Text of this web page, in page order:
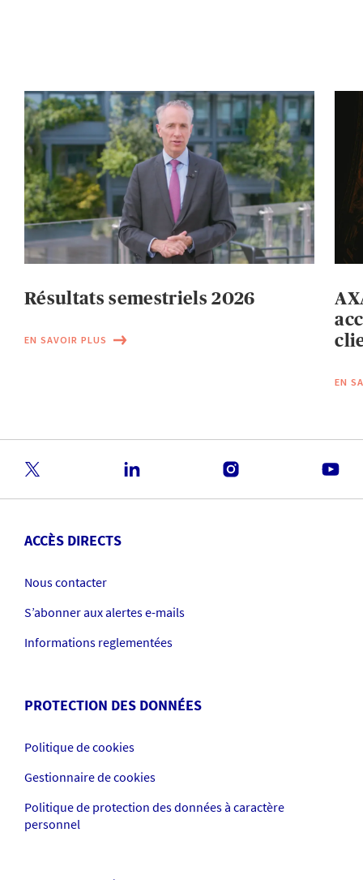
Résultats semestriels 2026
EN SAVOIR PLUS
EN
ACCÈS DIRECTS
Nous contacter
S’abonner aux alertes e-mails
Informations reglementées
PROTECTION DES DONNÉES
Politique de cookies
Gestionnaire de cookies
Politique de protection des données à caractère
personnel